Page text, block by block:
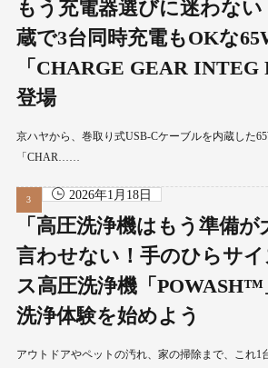
もう充電器選びに迷わな
蔵で3台同時充電もOKな
「CHARGE GEAR INTEG
登場
京ハヤから、巻取り式USB-Cケーブルを内蔵した
「CHAR……
2026年1月18日
「高圧洗浄機はもう準備
言わせない！手のひらサ
ス高圧洗浄機「
洗浄体験を始めよう
アウトドアやペットの汚れ、家の掃除まで、これ1